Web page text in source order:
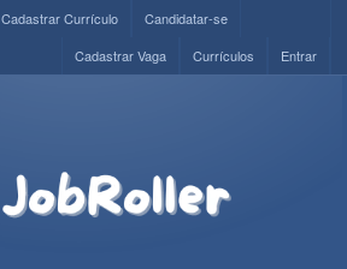
Cadastrar Currículo
Candidatar-se
Entrar
Currículos
Cadastrar Vaga